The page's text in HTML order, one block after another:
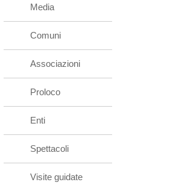
Media
Comuni
Associazioni
Proloco
Enti
Spettacoli
Visite guidate